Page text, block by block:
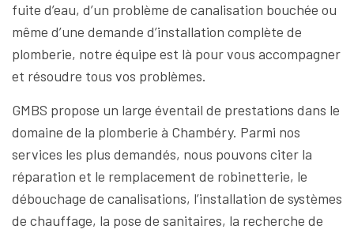
fuite d’eau, d’un problème de canalisation bouchée ou
même d’une demande d’installation complète de
plomberie, notre équipe est là pour vous accompagner
et résoudre tous vos problèmes.
GMBS propose un large éventail de prestations dans le
domaine de la plomberie à Chambéry. Parmi nos
services les plus demandés, nous pouvons citer la
réparation et le remplacement de robinetterie, le
débouchage de canalisations, l’installation de systèmes
de chauffage, la pose de sanitaires, la recherche de